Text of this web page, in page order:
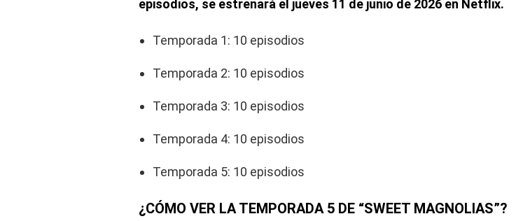
episodios, se estrenará el jueves 11 de junio de 2026 en Netflix.
Temporada 1: 10 episodios
Temporada 2: 10 episodios
Temporada 3: 10 episodios
Temporada 4: 10 episodios
Temporada 5: 10 episodios
¿CÓMO VER LA TEMPORADA 5 DE “SWEET MAGNOLIAS”?